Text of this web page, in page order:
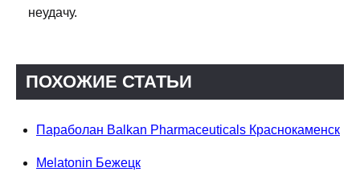
неудачу.
ПОХОЖИЕ СТАТЬИ
Параболан Balkan Pharmaceuticals Краснокаменск
Melatonin Бежецк